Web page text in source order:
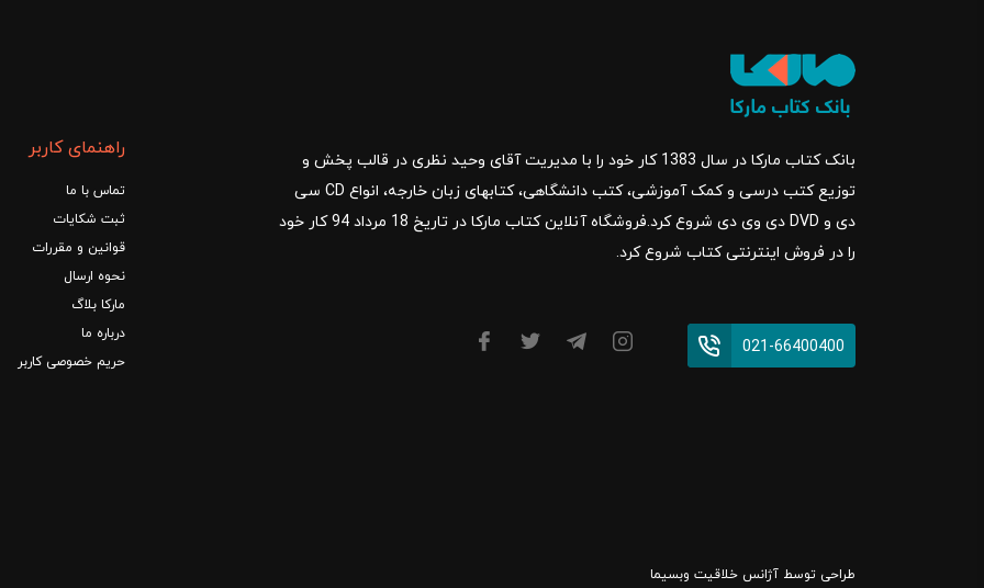
بانک کتاب مارکا در سال 1383 کار خود را با مدیریت آقای وحید نظری در قالب پخش و
توزیع کتب درسی و کمک آموزشی، کتب دانشگاهی، کتابهای زبان خارجه، انواع CD سی
دی و DVD دی وی دی شروع کرد.فروشگاه آنلاین کتاب مارکا در تاریخ 18 مرداد 94 کار خود
را در فروش اینترنتی کتاب شروع کرد.
021-66400400
راهنمای کاربر
تماس با ما
ثبت شکایات
قوانین و مقررات
نحوه ارسال
مارکا بلاگ
درباره ما
حریم خصوصی کاربر
طراحی توسط آژانس خلاقیت وبسیما